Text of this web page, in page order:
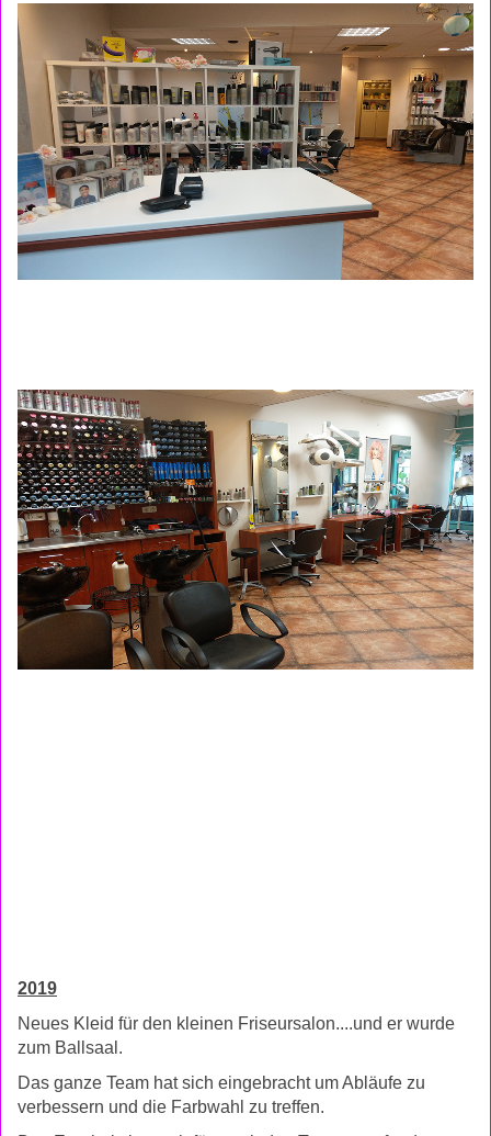
2019
Neues Kleid für den kleinen Friseursalon....und er wurde
zum Ballsaal.
Das ganze Team hat sich eingebracht um Abläufe zu
verbessern und die Farbwahl zu treffen.